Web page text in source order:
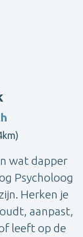
wat dapper
Psycholoog
Herken je
aanpast,
leeft op de